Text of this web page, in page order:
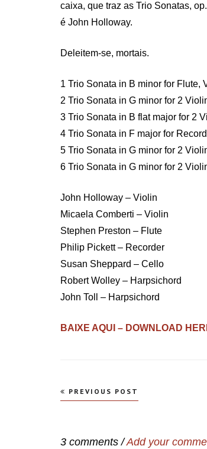
caixa, que traz as Trio Sonatas,
é John Holloway.
Deleitem-se, mortais.
1 Trio Sonata in B minor for Flute,
2 Trio Sonata in G minor for 2
3 Trio Sonata in B flat major for 2
4 Trio Sonata in F major for
5 Trio Sonata in G minor for 2
6 Trio Sonata in G minor for 2
John Holloway – Violin
Micaela Comberti – Violin
Stephen Preston – Flute
Philip Pickett – Recorder
Susan Sheppard – Cello
Robert Wolley – Harpsichord
John Toll – Harpsichord
BAIXE AQUI – DOWNLOAD
Navegação
PREVIOUS POST
3 comments /Add your